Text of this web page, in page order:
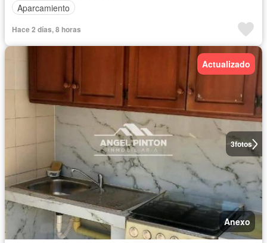
Aparcamiento
Hace 2 días, 8 horas
3fotos
Actualizado
Anexo